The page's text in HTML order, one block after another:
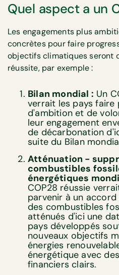
Quel aspect a un
Les engagements plus
concrètes pour faire
objectifs climatiques seront
réussite, par exemple :
Bilan mondial : Un
verrait les pays faire
d'ambition et de
leur engagement
de décarbonation
suite du Bilan
Atténuation -
combustibles
énergétiques
COP28 réussie
parvenir à un
des combustibles
atténués d'ici une
pays développés
nouveaux objectifs
énergies
énergétique avec
financiers clairs.